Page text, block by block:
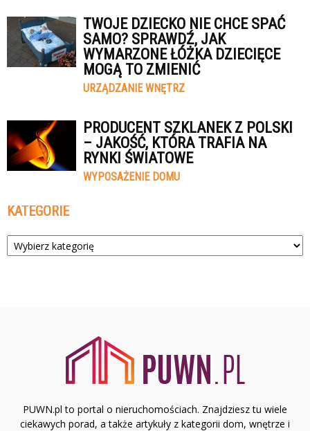
TWOJE DZIECKO NIE CHCE SPAĆ
SAMO? SPRAWDŹ, JAK
WYMARZONE ŁÓŻKA DZIECIĘCE
MOGĄ TO ZMIENIĆ
URZĄDZANIE WNĘTRZ
PRODUCENT SZKLANEK Z POLSKI
– JAKOŚĆ, KTÓRA TRAFIA NA
RYNKI ŚWIATOWE
WYPOSAŻENIE DOMU
KATEGORIE
Kategorie
PUWN.pl to portal o nieruchomościach. Znajdziesz tu wiele
ciekawych porad, a także artykuły z kategorii dom, wnętrze i